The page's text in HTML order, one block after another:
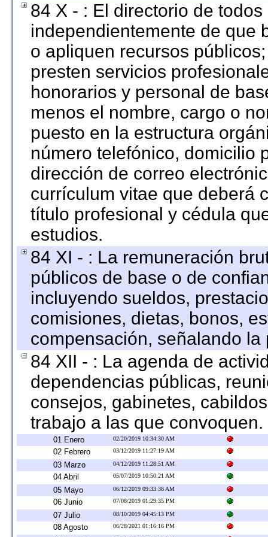
84 X - : El directorio de
independientemente de que
o apliquen recursos
presten servicios
honorarios y personal de
menos el nombre, cargo o
puesto en la estructura
número telefónico, domicilio
dirección de correo
currículum vitae que deberá
título profesional y cédula
estudios.
84 XI - : La remuneración
públicos de base o de
incluyendo sueldos,
comisiones, dietas, bonos,
compensación, señalando
84 XII - : La agenda de
dependencias públicas,
consejos, gabinetes,
trabajo a las que convoquen.
01 Enero 02/20/2019 10:34:30 AM
02 Febrero 03/12/2019 11:27:19 AM
03 Marzo 04/12/2019 11:28:51 AM
04 Abril 05/07/2019 10:50:21 AM
05 Mayo 06/12/2019 09:33:38 AM
06 Junio 07/08/2019 01:29:35 PM
07 Julio 08/10/2019 04:45:13 PM
08 Agosto 06/28/2021 01:16:16 PM